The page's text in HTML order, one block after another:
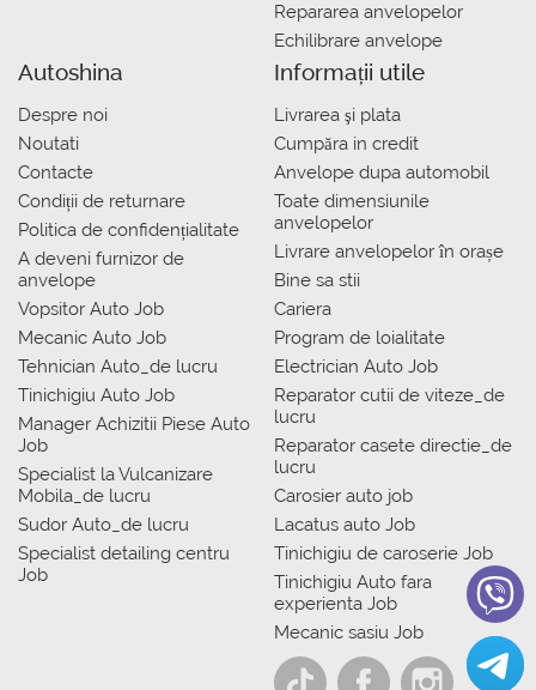
Repararea anvelopelor
Echilibrare anvelope
Autoshina
Despre noi
Noutati
Contacte
Condiții de returnare
Politica de confidențialitate
A deveni furnizor de
anvelope
Vopsitor Auto Job
Mecanic Auto Job
Tehnician Auto_de lucru
Tinichigiu Auto Job
Manager Achizitii Piese Auto
Job
Specialist la Vulcanizare
Mobila_de lucru
Sudor Auto_de lucru
Specialist detailing centru
Job
Informații utile
Livrarea şi plata
Сumpăra in credit
Anvelope dupa automobil
Toate dimensiunile
anvelopelor
Livrare anvelopelor în orașe
Bine sa stii
Cariera
Program de loialitate
Electrician Auto Job
Reparator cutii de viteze_de
lucru
Reparator casete directie_de
lucru
Carosier auto job
Lacatus auto Job
Tinichigiu de caroserie Job
Tinichigiu Auto fara
experienta Job
Mecanic sasiu Job